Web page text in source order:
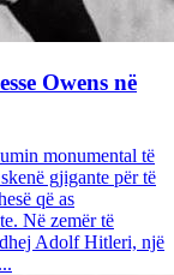
Owens në
monumental të
gjigante për të
që as
Në zemër të
Adolf Hitleri, një